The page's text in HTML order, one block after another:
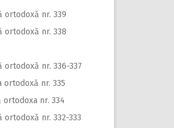
ortodoxă nr. 339
ortodoxă nr. 338
ortodoxă nr. 336-337
ortodoxă nr. 335
ortodoxa nr. 334
ortodoxă nr. 332-333